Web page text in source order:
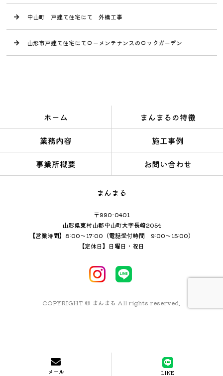
中山町 戸建て住宅にて 外構工事
山形市戸建て住宅にてローメンテナンスのロックガーデン
ホーム
まんまるの特徴
業務内容
施工事例
事業所概要
お問い合わせ
まんまる
〒990-0401
山形県東村山郡中山町大字長崎2054
【営業時間】8:00～17:00（電話受付時間 9:00～15:00）
【定休日】日曜日・祝日
COPYRIGHT © まんまる All rights reserved.
メール LINE